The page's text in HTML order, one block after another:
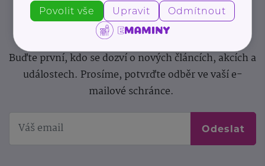
Newsletter webu eMaminy.cz. Přihlaste se k jeho
odběru a čtěte o tématech, které vám pomohou
v náročném období nebo zpříjemní rodinný život.
Buďte první, kdo se dozví o nových článcích, akcích a
událostech. Prosíme, potvrďte odběr ve vaší e-
mailové schránce.
Odeslat
Povolit vše Upravit Odmítnout